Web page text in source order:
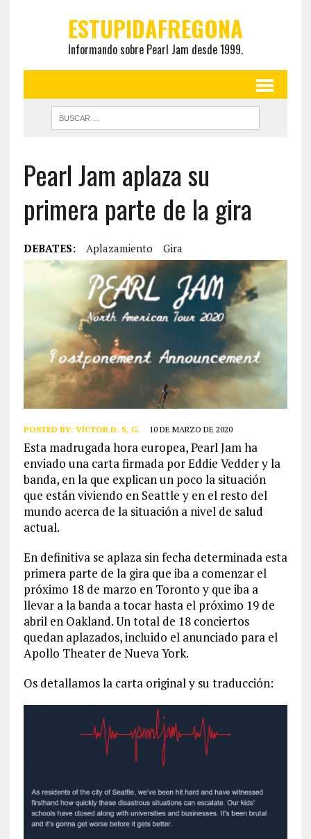
ESTUPIDAFREGONA
Informando sobre Pearl Jam desde 1999.
Pearl Jam aplaza su
primera parte de la gira
DEBATES: Aplazamiento Gira
POSTED BY: VÍCTOR D. S. G. 10 DE MARZO DE 2020
Esta madrugada hora europea, Pearl Jam ha
enviado una carta firmada por Eddie Vedder y la
banda, en la que explican un poco la situación
que están viviendo en Seattle y en el resto del
mundo acerca de la situación a nivel de salud
actual.
En definitiva se aplaza sin fecha determinada esta
primera parte de la gira que iba a comenzar el
próximo 18 de marzo en Toronto y que iba a
llevar a la banda a tocar hasta el próximo 19 de
abril en Oakland. Un total de 18 conciertos
quedan aplazados, incluido el anunciado para el
Apollo Theater de Nueva York.
Os detallamos la carta original y su traducción: